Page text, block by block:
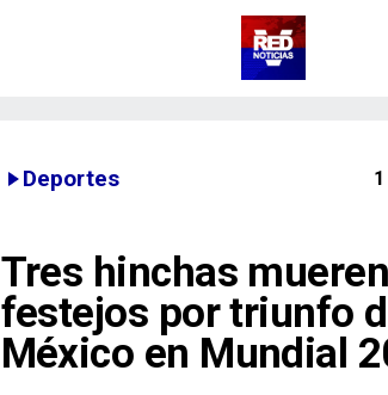
Deportes
Tres hinchas
festejos por triunfo
México en Mundial